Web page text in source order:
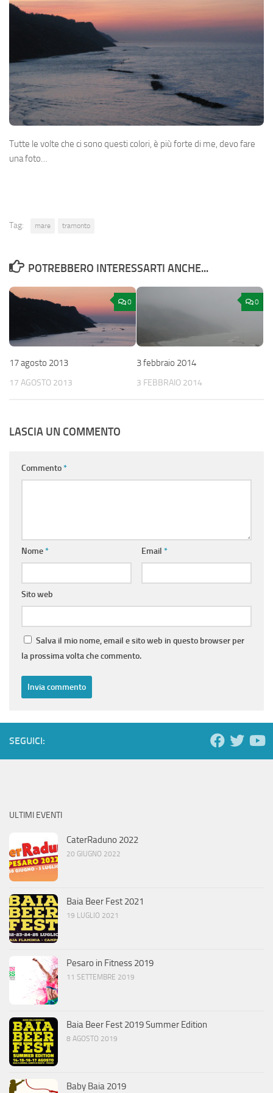
Tutte le volte che ci sono questi colori, è più forte di me, devo fare
una foto…
Tag: mare tramonto
POTREBBERO INTERESSARTI ANCHE...
0
17 agosto 2013
17 AGOSTO 2013
0
3 febbraio 2014
3 FEBBRAIO 2014
LASCIA UN COMMENTO
Commento*
Nome* Email *
Sito web
Salva il mio nome, email e sito web in questo browser per
la prossima volta che commento.
SEGUICI:
ULTIMI EVENTI
CaterRaduno 2022
20 GIUGNO 2022
Baia Beer Fest 2021
19 LUGLIO 2021
Pesaro in Fitness 2019
11 SETTEMBRE 2019
Baia Beer Fest 2019 Summer Edition
8 AGOSTO 2019
Baby Baia 2019